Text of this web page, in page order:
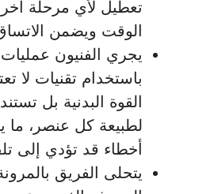
تعطيل لأي مرحلة
الوقت ويضمن
يجري الفنيون عمليات
باستخدام تقنيات لا
القوة البدنية بل
لطبيعة كل عنصر،
أخطاء قد تؤدي إلى
يتحلى الفريق